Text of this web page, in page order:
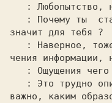
: Любопытство,
: Почему ты
значит для тебя ?
: Наверное,
чения информации,
: Ощущения
: Это трудно
важно, каким